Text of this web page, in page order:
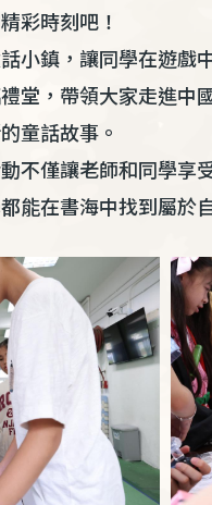
彩時刻吧！
小鎮，讓同學在遊戲
堂，帶領大家走進中
童話故事。
不僅讓老師和同學
能在書海中找到屬於